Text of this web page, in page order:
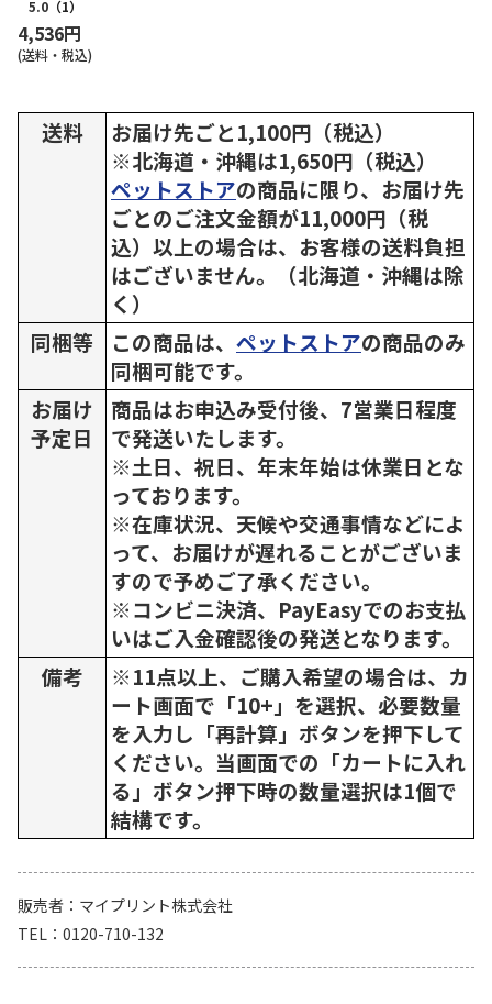
5.0 （1）
4,536円
(送料・税込)
送料
お届け先ごと1,100円（税込）
※北海道・沖縄は1,650円（税込）
ペットストアの商品に限り、お届け先
ごとのご注文金額が11,000円（税
込）以上の場合は、お客様の送料負担
はございません。（北海道・沖縄は除
く）
同梱等
この商品は、 ペットストアの商品のみ
同梱可能です。
お届け
予定日
商品はお申込み受付後、7営業日程度
で発送いたします。
※土日、祝日、年末年始は休業日とな
っております。
※在庫状況、天候や交通事情などによ
って、お届けが遅れることがございま
すので予めご了承ください。
※コンビニ決済、PayEasyでのお支払
いはご入金確認後の発送となります。
備考
※11点以上、ご購入希望の場合は、カ
ート画面で「10+」を選択、必要数量
を入力し「再計算」ボタンを押下して
ください。当画面での「カートに入れ
る」ボタン押下時の数量選択は1個で
結構です。
販売者
マイプリント株式会社
TEL
0120-710-132